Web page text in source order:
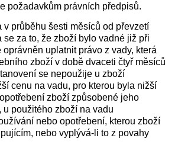
požadavkům právních předpisů.
v průběhu šesti měsíců od převzetí
se za to, že zboží bylo vadné již při
uplatnit právo z vady, která
zboží v době dvaceti čtyř měsíců
se nepoužije u zboží
cenu na vadu, pro kterou byla nižší
zboží způsobené jeho
použitého zboží na vadu
nebo opotřebení, kterou zboží
nebo vyplývá-li to z povahy